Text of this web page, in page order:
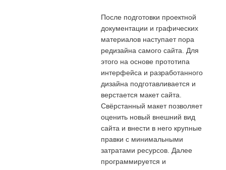
После подготовки проектной
документации и графических
материалов наступает пора
редизайна самого сайта. Для
этого на основе прототипа
интерфейса и разработанного
дизайна подготавливается и
верстается макет сайта.
Свёрстанный макет позволяет
оценить новый внешний вид
сайта и внести в него крупные
правки с минимальными
затратами ресурсов. Далее
программируется и